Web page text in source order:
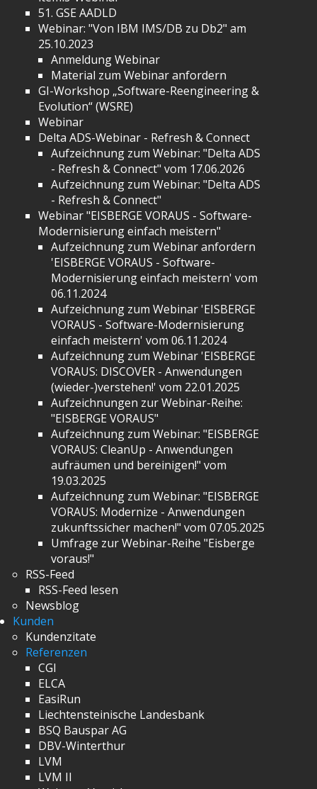
51. GSE AADLD
Webinar: "Von IBM IMS/DB zu Db2" am
25.10.2023
Anmeldung Webinar
Material zum Webinar anfordern
GI-Workshop „Software-Reengineering &
Evolution“ (WSRE)
Webinar
Delta ADS-Webinar - Refresh & Connect
Aufzeichnung zum Webinar: "Delta ADS
- Refresh & Connect" vom 17.06.2026
Aufzeichnung zum Webinar: "Delta ADS
- Refresh & Connect"
Webinar "EISBERGE VORAUS - Software-
Modernisierung einfach meistern"
Aufzeichnung zum Webinar anfordern
'EISBERGE VORAUS - Software-
Modernisierung einfach meistern' vom
06.11.2024
Aufzeichnung zum Webinar 'EISBERGE
VORAUS - Software-Modernisierung
einfach meistern' vom 06.11.2024
Aufzeichnung zum Webinar 'EISBERGE
VORAUS: DISCOVER - Anwendungen
(wieder-)verstehen!' vom 22.01.2025
Aufzeichnungen zur Webinar-Reihe:
"EISBERGE VORAUS"
Aufzeichnung zum Webinar: "EISBERGE
VORAUS: CleanUp - Anwendungen
aufräumen und bereinigen!" vom
19.03.2025
Aufzeichnung zum Webinar: "EISBERGE
VORAUS: Modernize - Anwendungen
zukunftssicher machen!" vom 07.05.2025
Umfrage zur Webinar-Reihe "Eisberge
voraus!"
RSS-Feed
RSS-Feed lesen
Newsblog
Kunden
Kundenzitate
Referenzen
CGI
ELCA
EasiRun
Liechtensteinische Landesbank
BSQ Bauspar AG
DBV-Winterthur
LVM
LVM II